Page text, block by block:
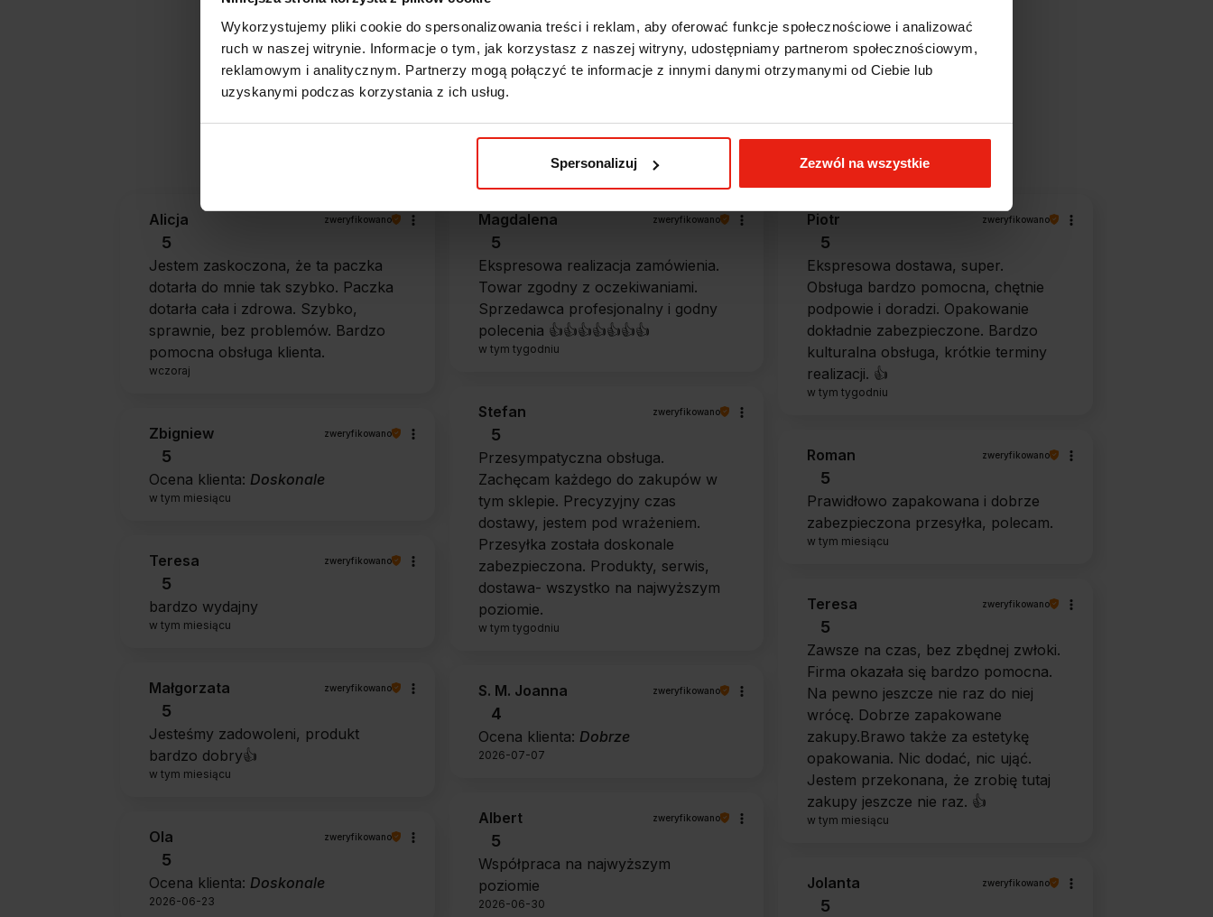
Wykorzystujemy pliki cookie do spersonalizowania treści i reklam, aby oferować funkcje społecznościowe i analizować
ruch w naszej witrynie. Informacje o tym, jak korzystasz z naszej witryny, udostępniamy partnerom społecznościowym,
reklamowym i analitycznym. Partnerzy mogą połączyć te informacje z innymi danymi otrzymanymi od Ciebie lub
uzyskanymi podczas korzystania z ich usług.
Spersonalizuj Zezwól na wszystkie
Opinie klientów
filtry
Jak zbieramy opinie?
Alicja zweryfikowano
5
Jestem zaskoczona, że ta paczka
dotarła do mnie tak szybko. Paczka
dotarła cała i zdrowa. Szybko,
sprawnie, bez problemów. Bardzo
pomocna obsługa klienta.
wczoraj
Magdalena zweryfikowano
5
Ekspresowa realizacja zamówienia.
Towar zgodny z oczekiwaniami.
Sprzedawca profesjonalny i godny
polecenia 👍️👍️👍️👍️👍️👍️👍️
w tym tygodniu
Piotr zweryfikowano
5
Ekspresowa dostawa, super.
Obsługa bardzo pomocna, chętnie
podpowie i doradzi. Opakowanie
dokładnie zabezpieczone. Bardzo
kulturalna obsługa, krótkie terminy
realizacji. 👍️
w tym tygodniu
Stefan zweryfikowano
5
Przesympatyczna obsługa.
Zachęcam każdego do zakupów w
tym sklepie. Precyzyjny czas
dostawy, jestem pod wrażeniem.
Przesyłka została doskonale
zabezpieczona. Produkty, serwis,
dostawa- wszystko na najwyższym
poziomie.
w tym tygodniu
Zbigniew zweryfikowano
5
Ocena klienta: Doskonale
w tym miesiącu
Roman zweryfikowano
5
Prawidłowo zapakowana i dobrze
zabezpieczona przesyłka, polecam.
w tym miesiącu
Teresa zweryfikowano
5
bardzo wydajny
w tym miesiącu
Teresa zweryfikowano
5
Zawsze na czas, bez zbędnej zwłoki.
Firma okazała się bardzo pomocna.
Na pewno jeszcze nie raz do niej
wrócę. Dobrze zapakowane
zakupy.Brawo także za estetykę
opakowania. Nic dodać, nic ująć.
Jestem przekonana, że zrobię tutaj
zakupy jeszcze nie raz. 👍️
w tym miesiącu
Małgorzata zweryfikowano
5
Jesteśmy zadowoleni, produkt
bardzo dobry👍️
w tym miesiącu
S. M. Joanna zweryfikowano
4
Ocena klienta: Dobrze
2026-07-07
Albert zweryfikowano
5
Współpraca na najwyższym
poziomie
2026-06-30
Ola zweryfikowano
5
Ocena klienta: Doskonale
2026-06-23
Jolanta zweryfikowano
5